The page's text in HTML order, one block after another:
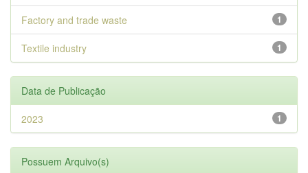
1
Factory and trade waste
1
Textile industry
Data de Publicação
1
2023
Possuem Arquivo(s)